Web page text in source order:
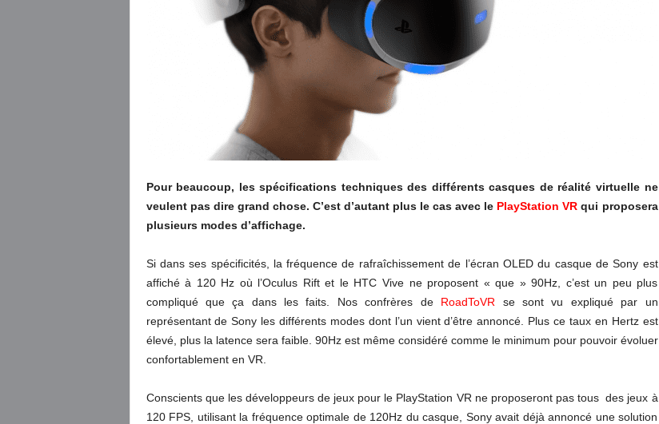
Pour beaucoup, les spécifications techniques des différents casques de réalité virtuelle ne
veulent pas dire grand chose. C’est d’autant plus le cas avec le PlayStation VR qui proposera
plusieurs modes d’affichage.
Si dans ses spécificités, la fréquence de rafraîchissement de l’écran OLED du casque de Sony est
affiché à 120 Hz où l’Oculus Rift et le HTC Vive ne proposent « que » 90Hz, c’est un peu plus
compliqué que ça dans les faits. Nos confrères de RoadToVR se sont vu expliqué par un
représentant de Sony les différents modes dont l’un vient d’être annoncé. Plus ce taux en Hertz est
élevé, plus la latence sera faible. 90Hz est même considéré comme le minimum pour pouvoir évoluer
confortablement en VR.
Conscients que les développeurs de jeux pour le PlayStation VR ne proposeront pas tous des jeux à
120 FPS, utilisant la fréquence optimale de 120Hz du casque, Sony avait déjà annoncé une solution